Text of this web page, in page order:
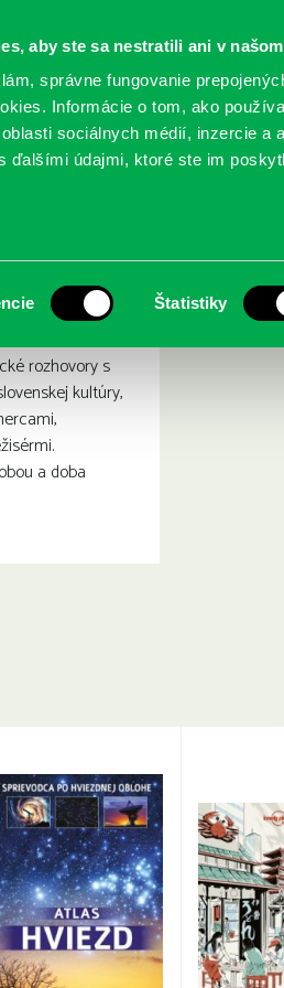
aby ste sa nestratili ani v
správne fungovanie
Informácie o tom, ako
sociálnych médií, inzercie a
ďalšími údajmi, ktoré ste im
Štatistiky
PODUJATIA
rozhovory s
kultúry,
a doba